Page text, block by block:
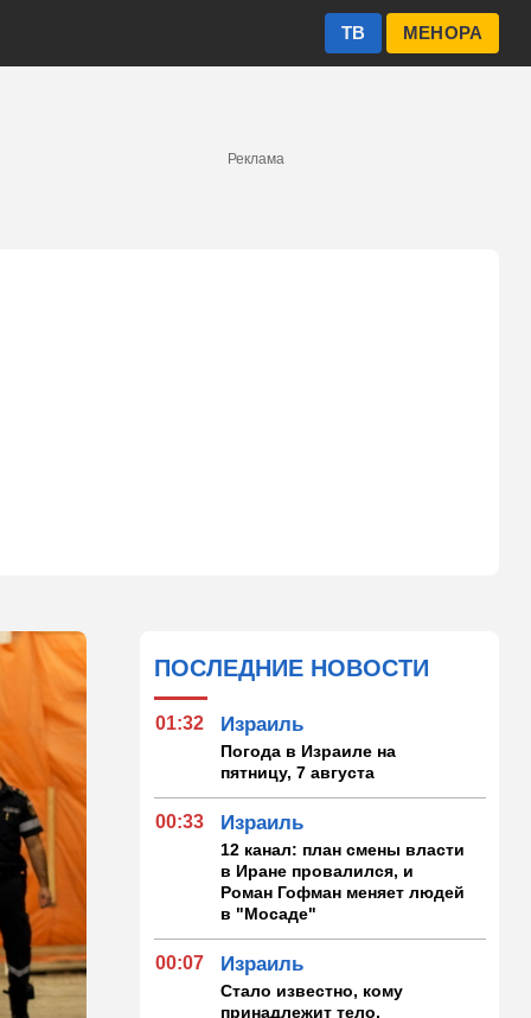
МЕНОРА
ТВ
Реклама
ПОСЛЕДНИЕ НОВОСТИ
01:32 Израиль
Погода в Израиле на
пятницу, 7 августа
00:33 Израиль
12 канал: план смены власти
в Иране провалился, и
Роман Гофман меняет людей
в "Мосаде"
00:07 Израиль
Стало известно, кому
принадлежит тело,